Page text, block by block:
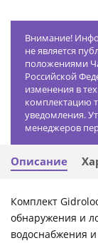
Внимание!
не является
положениями
Российской
изменения в
комплектацию
уведомления.
менеджеров
Описание
Комплект
обнаружения и
водоснабжения